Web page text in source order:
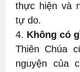
thực hiện và
tự do.
4. Không có
Thiên Chúa
nguyện của